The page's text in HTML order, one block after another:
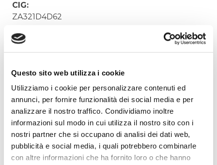
Questo sito web utilizza i cookie
Utilizziamo i cookie per personalizzare contenuti ed
annunci, per fornire funzionalità dei social media e per
analizzare il nostro traffico. Condividiamo inoltre
informazioni sul modo in cui utilizza il nostro sito con i
nostri partner che si occupano di analisi dei dati web,
pubblicità e social media, i quali potrebbero combinarle
con altre informazioni che ha fornito loro o che hanno
CIG:
ZA321D4D62
Struttura proponente:
'Irisacqua srl P.I./C.F. 01070220312. - Ufficio
Oggetto:
FORMAZIONE OBBLIGATORIA DEL PERSONALE
- AGGIORNAMENTO DIRIGENTI
Elenco operatori invitati:
Procedura di scelta:
Affidamento ai sensi del Regolamento Generale